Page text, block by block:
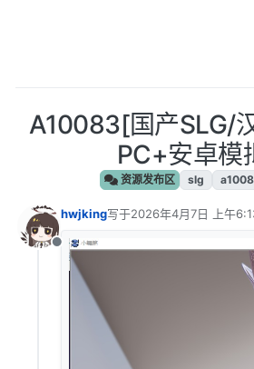
A10083[国产SLG/
PC+安卓模
资源发布区 slg
离线
hwjking写于2026年4月7日 上午
最后由 编辑